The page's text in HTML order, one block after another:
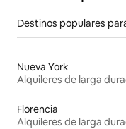
Destinos populares
Nueva York
Alquileres de larga
Florencia
Alquileres de larga